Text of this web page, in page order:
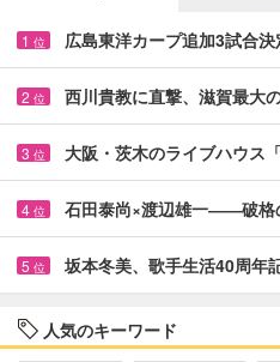
1 位 広島東洋カープ追加3試合
2 位 西川貴教に直撃、滋賀最大
3 位 大阪・茨木のライブハウス
4 位 石田泰尚×渡辺雄一――破
5 位 坂本冬美、歌手生活40周年
人気のキーワード